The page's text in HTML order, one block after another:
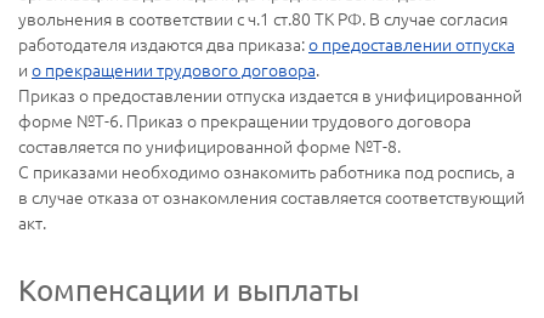
увольнения в соответствии с ч.1 ст.80 ТК РФ. В случае согласия
работодателя издаются два приказа:о предоставлении отпуска
и о прекращении трудового договора.
Приказ о предоставлении отпуска издается в унифицированной
форме №Т-6. Приказ о прекращении трудового договора
составляется по унифицированной форме №Т-8.
С приказами необходимо ознакомить работника под роспись, а
в случае отказа от ознакомления составляется соответствующий
акт.
Компенсации и выплаты